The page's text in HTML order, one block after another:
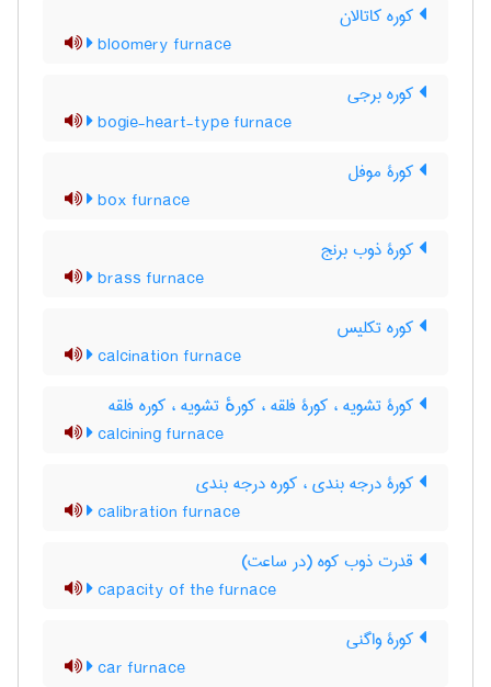
کوره کاتالان
bloomery furnace
کوره برجی
bogie-heart-type furnace
کورۀ موفل
box furnace
کورۀ ذوب برنج
brass furnace
کوره تکلیس
calcination furnace
کورۀ تشویه ، کورۀ فلقه ، کورهٔ تشویه ، کوره فلقه
calcining furnace
کورۀ درجه بندی ، کوره درجه بندی
calibration furnace
قدرت ذوب کوه (در ساعت)
capacity of the furnace
کورۀ واگنی
car furnace